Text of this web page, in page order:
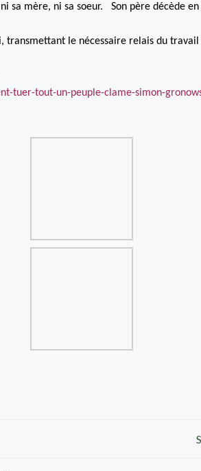
sa mère, ni sa soeur. Son père décède en
transmettant le nécessaire relais du travail
tuer-tout-un-peuple-clame-simon-